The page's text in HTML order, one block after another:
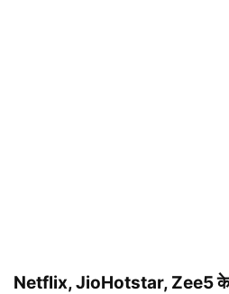
Netflix, JioHotstar, Zee5 के